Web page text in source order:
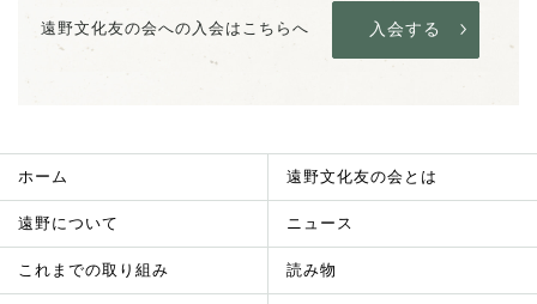
遠野文化友の会への入会はこちらへ 入会する
ホーム 遠野文化友の会とは
遠野について ニュース
これまでの取り組み 読み物